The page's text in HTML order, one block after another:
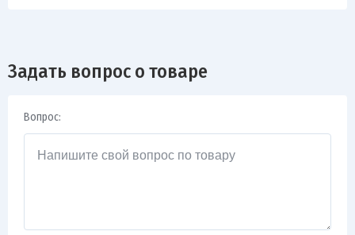
Задать вопрос о товаре
Вопрос: